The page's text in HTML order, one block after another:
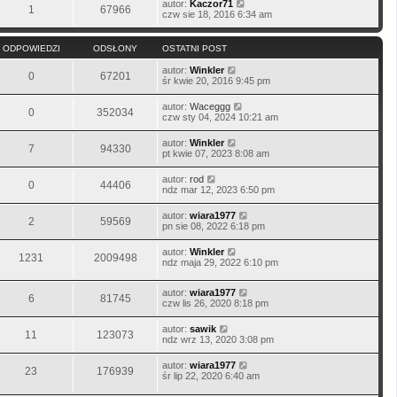
1 67966 autor: Kaczor71
czw sie 18, 2016 6:34 am
ODPOWIEDZI ODSŁONY OSTATNI POST
0 67201 autor: Winkler
śr kwie 20, 2016 9:45 pm
0 352034 autor: Waceggg
czw sty 04, 2024 10:21 am
7 94330 autor: Winkler
pt kwie 07, 2023 8:08 am
0 44406 autor: rod
ndz mar 12, 2023 6:50 pm
2 59569 autor: wiara1977
pn sie 08, 2022 6:18 pm
1231 2009498 autor: Winkler
ndz maja 29, 2022 6:10 pm
6 81745 autor: wiara1977
czw lis 26, 2020 8:18 pm
11 123073 autor: sawik
ndz wrz 13, 2020 3:08 pm
23 176939 autor: wiara1977
śr lip 22, 2020 6:40 am